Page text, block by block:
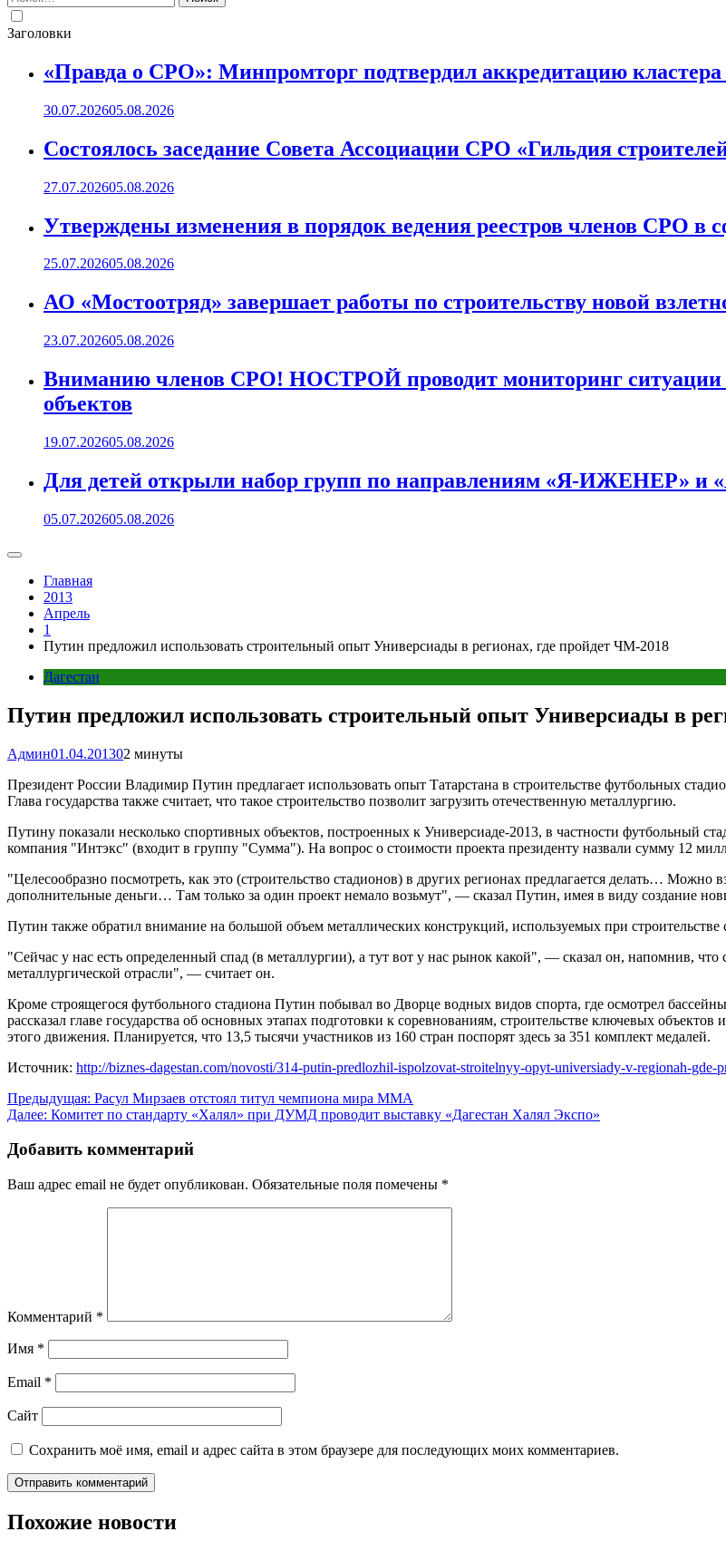
Заголовки
«Правда о СРО»: Минпромторг подтвердил аккредитацию кластера
30.07.202605.08.2026
Состоялось заседание Совета Ассоциации СРО «Гильдия
27.07.202605.08.2026
Утверждены изменения в порядок ведения реестров членов СРО в
25.07.202605.08.2026
АО «Мостоотряд» завершает работы по строительству новой
23.07.202605.08.2026
Вниманию членов СРО! НОСТРОЙ проводит мониторинг ситуации
объектов
19.07.202605.08.2026
Для детей открыли набор групп по направлениям «Я-ИЖЕНЕР»
05.07.202605.08.2026
Главная
2013
Апрель
1
Путин предложил использовать строительный опыт Универсиады в регионах, где пройдет ЧМ-2018
Дагестан
Путин предложил использовать строительный опыт Универсиады в
Админ01.04.201302 минуты
Президент России Владимир Путин предлагает использовать опыт Татарстана в строительстве футбольных
Глава государства также считает, что такое строительство позволит загрузить отечественную металлургию.
Путину показали несколько спортивных объектов, построенных к Универсиаде-2013, в частности футбольный
компания "Интэкс" (входит в группу "Сумма"). На вопрос о стоимости проекта президенту назвали сумму 12
"Целесообразно посмотреть, как это (строительство стадионов) в других регионах предлагается делать… Можно
дополнительные деньги… Там только за один проект немало возьмут", — сказал Путин, имея в виду создание
Путин также обратил внимание на большой объем металлических конструкций, используемых при строительстве
"Сейчас у нас есть определенный спад (в металлургии), а тут вот у нас рынок какой", — сказал он, напомнив,
металлургической отрасли", — считает он.
Кроме строящегося футбольного стадиона Путин побывал во Дворце водных видов спорта, где осмотрел
рассказал главе государства об основных этапах подготовки к соревнованиям, строительстве ключевых
этого движения. Планируется, что 13,5 тысячи участников из 160 стран поспорят здесь за 351 комплект медалей.
Источник: http://biznes-dagestan.com/novosti/314-putin-predlozhil-ispolzovat-stroitelnyy-opyt-universiady-v-regionah-gde-
Навигация
по
записям
Предыдущая: Расул Мирзаев отстоял титул чемпиона мира ММА
Далее: Комитет по стандарту «Халял» при ДУМД проводит выставку «Дагестан Халял Экспо»
Добавить комментарий
Ваш адрес email не будет опубликован. Обязательные поля помечены *
Комментарий *
Имя *
Email *
Сайт
Сохранить моё имя, email и адрес сайта в этом браузере для последующих моих комментариев.
Похожие новости